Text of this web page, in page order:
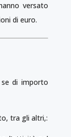
versato
di euro.
se di importo
tra gli altri,: